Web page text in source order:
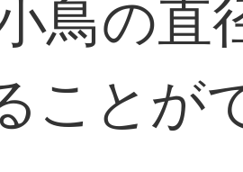
鳥の直
ことが